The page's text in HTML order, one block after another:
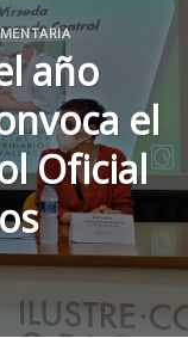
año
el
Oficial